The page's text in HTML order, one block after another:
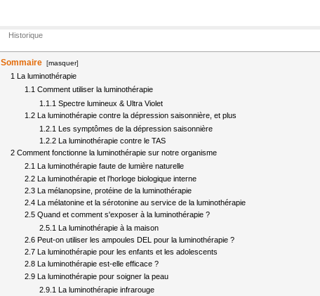
Historique
Sommaire [masquer]
1 La luminothérapie
1.1 Comment utiliser la luminothérapie
1.1.1 Spectre lumineux & Ultra Violet
1.2 La luminothérapie contre la dépression saisonnière, et plus
1.2.1 Les symptômes de la dépression saisonnière
1.2.2 La luminothérapie contre le TAS
2 Comment fonctionne la luminothérapie sur notre organisme
2.1 La luminothérapie faute de lumière naturelle
2.2 La luminothérapie et l’horloge biologique interne
2.3 La mélanopsine, protéine de la luminothérapie
2.4 La mélatonine et la sérotonine au service de la luminothérapie
2.5 Quand et comment s'exposer à la luminothérapie ?
2.5.1 La luminothérapie à la maison
2.6 Peut-on utiliser les ampoules DEL pour la luminothérapie ?
2.7
La luminothérapie pour les enfants et les adolescents
2.8 La luminothérapie est-elle efficace ?
2.9 La luminothérapie pour soigner la peau
2.9.1 La luminothérapie infrarouge